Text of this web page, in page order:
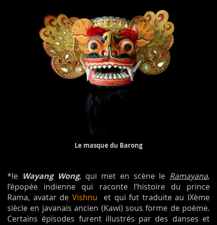
Le masque du Barong
*le Wayang Wong, qui met en scène le Ramayana,
l’épopée indienne qui raconte l’histoire du prince
Rama, avatar de Vishnu et qui fut traduite au IXème
siècle en javanais ancien (Kawi) sous forme de poème.
Certains épisodes furent illustrés par des danses et